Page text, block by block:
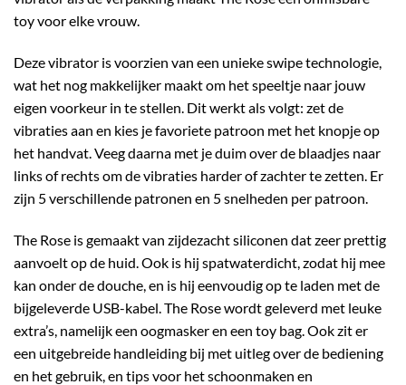
toy voor elke vrouw.
Deze vibrator is voorzien van een unieke swipe technologie,
wat het nog makkelijker maakt om het speeltje naar jouw
eigen voorkeur in te stellen. Dit werkt als volgt: zet de
vibraties aan en kies je favoriete patroon met het knopje op
het handvat. Veeg daarna met je duim over de blaadjes naar
links of rechts om de vibraties harder of zachter te zetten. Er
zijn 5 verschillende patronen en 5 snelheden per patroon.
The Rose is gemaakt van zijdezacht siliconen dat zeer prettig
aanvoelt op de huid. Ook is hij spatwaterdicht, zodat hij mee
kan onder de douche, en is hij eenvoudig op te laden met de
bijgeleverde USB-kabel. The Rose wordt geleverd met leuke
extra’s, namelijk een oogmasker en een toy bag. Ook zit er
een uitgebreide handleiding bij met uitleg over de bediening
en het gebruik, en tips voor het schoonmaken en